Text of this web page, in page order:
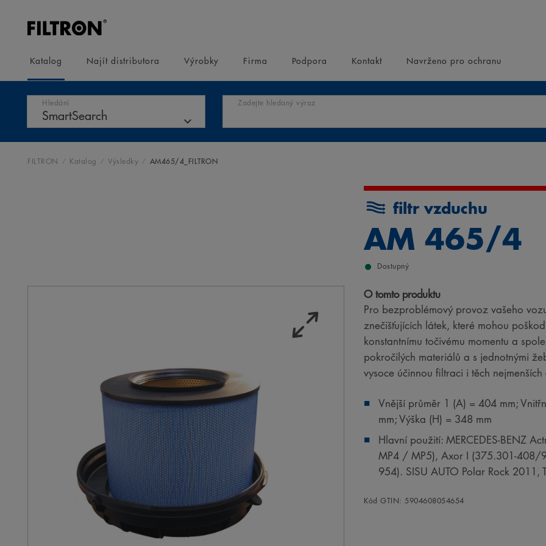
Katalog Najít distributora Výrobky Firma Podpora Kontakt Navrženo pro ochranu
Hledání Zadejte hledaný výraz
FILTRON Katalog Výsledky AM465/4_FILTRON
filtr vzduchu
AM 465/4
Dostupný
O tomto produktu
Pro bezproblémový provoz vašeho
znečišťujících látek, které mohou
konstantnímu točivému momentu a
pokročilých materiálů a s jednotnými
vysoce účinnou filtraci i těch
Vnější průměr 1 (A) = 404 mm;
mm; Výška (H) = 348 mm
Hlavní použití: MERCEDES-BENZ
MP4 / MP5), Axor I (375.301-
954). SISU AUTO Polar Rock 2011,
Kód GTIN: 5904608054654